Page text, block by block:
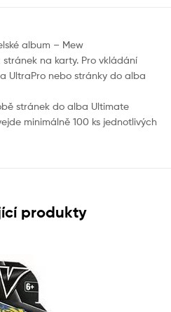
album – Mew
na karty. Pro vkládání
UltraPro nebo stránky do alba
stránek do alba Ultimate
minimálně 100 ks jednotlivých
produkty